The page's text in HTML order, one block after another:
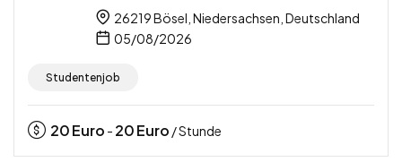
26219 Bösel, Niedersachsen, Deutschland
05/08/2026
Studentenjob
20Euro - 20Euro / Stunde